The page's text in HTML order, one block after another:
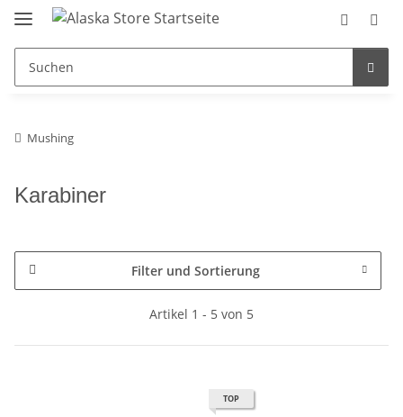
Mushing
Karabiner
Filter und Sortierung
Artikel 1 - 5 von 5
TOP